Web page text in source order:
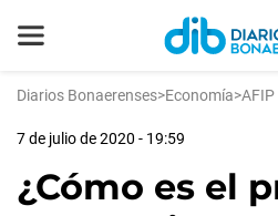
Diarios Bonaerenses>Economía>AFIP
7 de julio de 2020 - 19:59
¿Cómo es el